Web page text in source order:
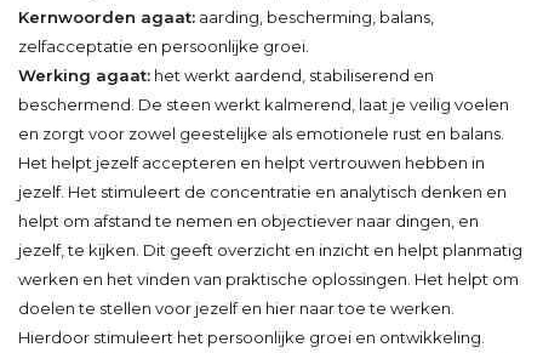
Kernwoorden agaat: aarding, bescherming, balans,
zelfacceptatie en persoonlijke groei.
Werking agaat: het werkt aardend, stabiliserend en
beschermend. De steen werkt kalmerend, laat je veilig voelen
en zorgt voor zowel geestelijke als emotionele rust en balans.
Het helpt jezelf accepteren en helpt vertrouwen hebben in
jezelf. Het stimuleert de concentratie en analytisch denken en
helpt om afstand te nemen en objectiever naar dingen, en
jezelf, te kijken. Dit geeft overzicht en inzicht en helpt planmatig
werken en het vinden van praktische oplossingen. Het helpt om
doelen te stellen voor jezelf en hier naar toe te werken.
Hierdoor stimuleert het persoonlijke groei en ontwikkeling.